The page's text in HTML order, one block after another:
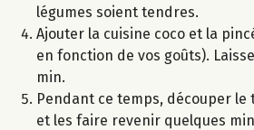
légumes soient tendres.
Ajouter la cuisine coco et la
en fonction de vos goûts).
min.
Pendant ce temps, découper le
et les faire revenir quelques